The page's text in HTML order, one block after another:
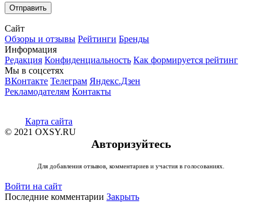
Сайт
Обзоры и отзывы Рейтинги Бренды
Информация
Редакция Конфиденциальность Как формируется рейтинг
Мы в соцсетях
ВКонтакте Телеграм Яндекс.Дзен
Рекламодателям Контакты
Карта сайта
© 2021 OXSY.RU
Авторизуйтесь
Для добавления отзывов, комментариев и участия в голосованиях.
Войти на сайт
Последние комментарии Закрыть